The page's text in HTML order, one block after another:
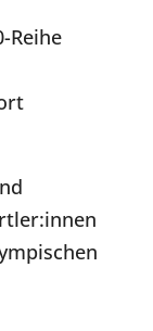
Reihe